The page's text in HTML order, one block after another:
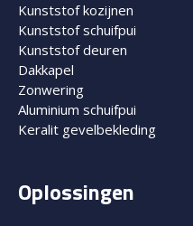
Kunststof kozijnen
Kunststof schuifpui
Kunststof deuren
Dakkapel
Zonwering
Aluminium schuifpui
Keralit gevelbekleding
Oplossingen